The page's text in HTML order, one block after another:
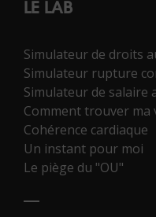
LE LAB
Simulateur de droits
Simulateur rupture
Simulateur de salaire
Comment trouver ma
Cohérence cardiaque
Un instant pour moi
Le piège du "OU"